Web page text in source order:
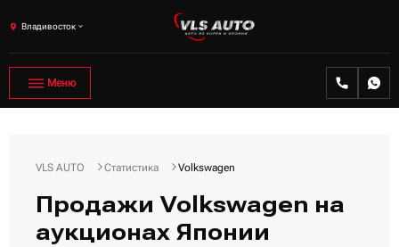
Владивосток
Меню
VLS AUTO Статистика Volkswagen
Продажи Volkswagen на
аукционах Японии